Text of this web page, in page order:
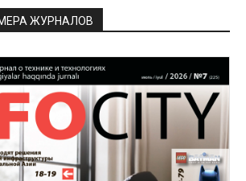
ЖУРНАЛОВ